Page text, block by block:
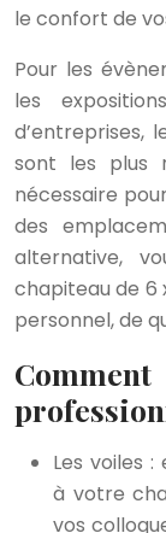
le confort de
Pour les
les
d’entreprises,
sont les plus
nécessaire
des
alternative,
chapiteau de 6
personnel, de
Les voiles
à votre
vos